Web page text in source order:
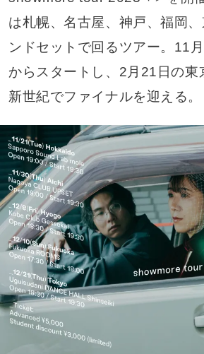
は札幌、名古屋、神戸、福岡
ンドセットで回るツアー。11
からスタートし、2月21日の
新世紀でファイナルを迎える。